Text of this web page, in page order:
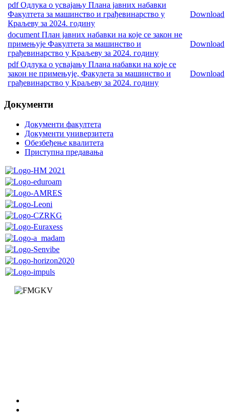
pdf Одлука о усвајању Плана јавних набавки
Факултета за машинство и грађевинарство у
Краљеву за 2024. годину
Download
document План јавних набавки на које се закон не
примењује Факултета за машинство и
грађевинарство у Краљеву за 2024. годину
Download
pdf Одлука о усвајању Плана набавки на које се
закон не примењује, Факулета за машинство и
грађевинарство у Краљеву за 2024. годину
Download
Документи
Документи факултета
Документи универзитета
Обезбеђење квалитета
Приступна предавања